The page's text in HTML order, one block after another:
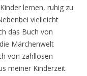
lernen, ruhig zu
vielleicht
das Buch von
Märchenwelt
von zahllosen
meiner Kinderzeit